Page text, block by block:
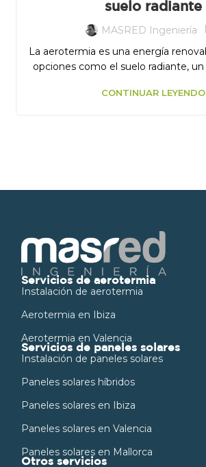
suelo radiante
MASRED Ingeniería
La aerotermia es una energía
opciones como el suelo radiante, un
CONTINUAR LEYENDO
Servicios de aerotermia
Instalación de aerotermia
Aerotermia en Ibiza
Aerotermia en Valencia
Servicios de paneles solares
Instalación de paneles solares
Paneles solares híbridos
Paneles solares en Ibiza
Paneles solares en Valencia
Paneles solares en Mallorca
Otros servicios